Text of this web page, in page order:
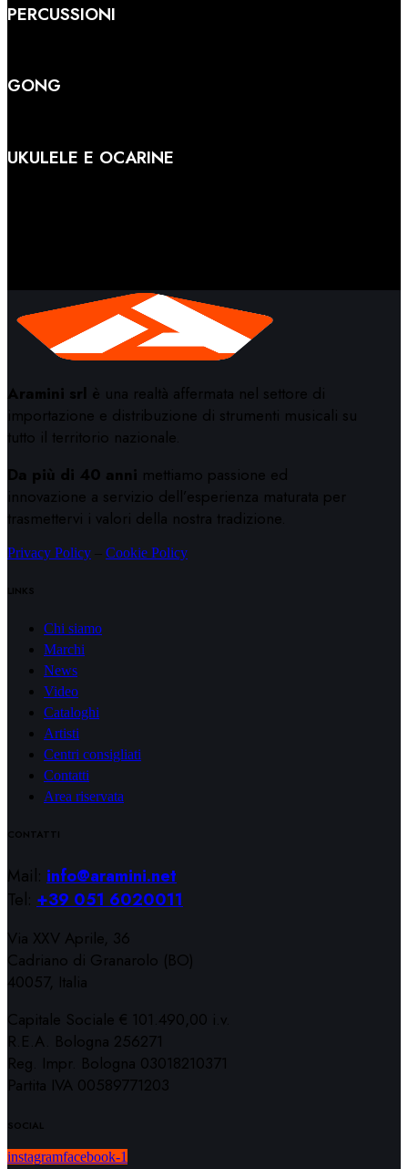
PERCUSSIONI
GONG
UKULELE E OCARINE
Aramini srl è una realtà affermata nel settore di
importazione e distribuzione di strumenti musicali su
tutto il territorio nazionale.
Da più di 40 anni mettiamo passione ed
innovazione a servizio dell’esperienza maturata per
trasmettervi i valori della nostra tradizione.
Privacy Policy Cookie Policy
LINKS
Chi siamo
Marchi
News
Video
Cataloghi
Artisti
Centri consigliati
Contatti
Area riservata
CONTATTI
Mail: info@aramini.net
Tel: +39 051 6020011
Via XXV Aprile, 36
Cadriano di Granarolo (BO)
40057, Italia
Capitale Sociale € 101.490,00 i.v.
R.E.A. Bologna 256271
Reg. Impr. Bologna 03018210371
Partita IVA 00589771203
SOCIAL
instagramfacebook-1